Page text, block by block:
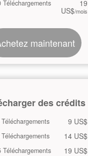
Téléchargements 19
US$/mois
maintenant
des crédits
9 US$
14 US$
Téléchargements 19 US$